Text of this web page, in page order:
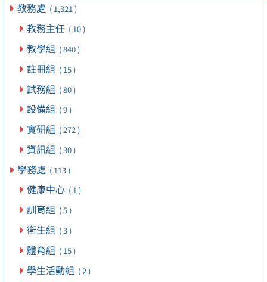
教務處 ( 1,321 )
教務主任 ( 10 )
教學組 ( 840 )
註冊組 ( 15 )
試務組 ( 80 )
設備組 ( 9 )
實研組 ( 272 )
資訊組 ( 30 )
學務處 ( 113 )
健康中心 ( 1 )
訓育組 ( 5 )
衛生組 ( 3 )
體育組 ( 15 )
學生活動組 ( 2 )